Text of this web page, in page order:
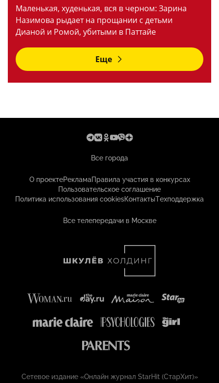
Маленькая, худенькая, вся в черном: Зарина
Назимова рыдает на прощании с детьми
Дианой и Ромой, убитыми в Паттайе
Еще
Все города
О проектеРекламаПравила участия в конкурсах
Пользовательское соглашение
Политика использования cookiesКонтактыТехподдержка
Все телепередачи в Москве
Сетевое издание «Онлайн журнал StarHit (СтарХит)»